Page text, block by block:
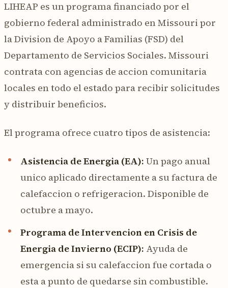
LIHEAP es un programa financiado por el
gobierno federal administrado en Missouri por
la Division de Apoyo a Familias (FSD) del
Departamento de Servicios Sociales. Missouri
contrata con agencias de accion comunitaria
locales en todo el estado para recibir solicitudes
y distribuir beneficios.
El programa ofrece cuatro tipos de asistencia:
Asistencia de Energia (EA): Un pago anual
unico aplicado directamente a su factura de
calefaccion o refrigeracion. Disponible de
octubre a mayo.
Programa de Intervencion en Crisis de
Energia de Invierno (ECIP): Ayuda de
emergencia si su calefaccion fue cortada o
esta a punto de quedarse sin combustible.